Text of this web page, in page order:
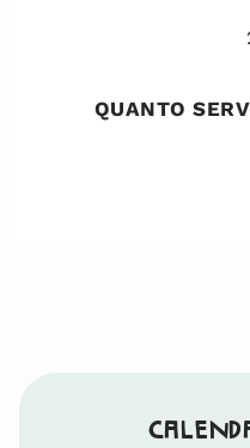
QUANTO